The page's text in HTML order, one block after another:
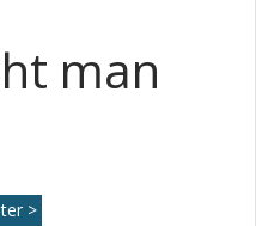
man
>